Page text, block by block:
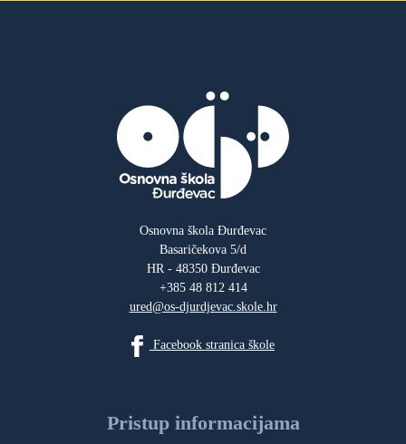
Osnovna škola Đurđevac
Basaričekova 5/d
HR - 48350 Đurđevac
+385 48 812 414
ured@os-djurdjevac.skole.hr
Facebook stranica škole
Pristup informacijama